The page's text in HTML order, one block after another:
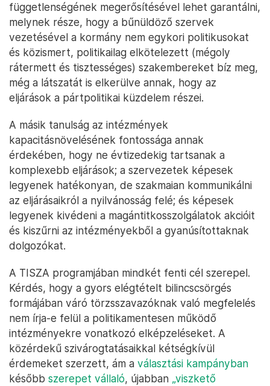
függetlenségének megerősítésével lehet garantálni,
melynek része, hogy a bűnüldöző szervek
vezetésével a kormány nem egykori politikusokat
és közismert, politikailag elkötelezett (mégoly
rátermett és tisztességes) szakembereket bíz meg,
még a látszatát is elkerülve annak, hogy az
eljárások a pártpolitikai küzdelem részei.
A másik tanulság az intézmények
kapacitásnövelésének fontossága annak
érdekében, hogy ne évtizedekig tartsanak a
komplexebb eljárások; a szervezetek képesek
legyenek hatékonyan, de szakmaian kommunikálni
az eljárásaikról a nyilvánosság felé; és képesek
legyenek kivédeni a magántitkosszolgálatok akcióit
és kiszűrni az intézményekből a gyanúsítottaknak
dolgozókat.
A TISZA programjában mindkét fenti cél szerepel.
Kérdés, hogy a gyors elégtételt bilincscsörgés
formájában váró törzsszavazóknak való megfelelés
nem írja-e felül a politikamentesen működő
intézményekre vonatkozó elképzeléseket. A
közérdekű szivárogtatásaikkal kétségkívül
érdemeket szerzett, ám a választási kampányban
később szerepet vállaló, újabban „viszkető